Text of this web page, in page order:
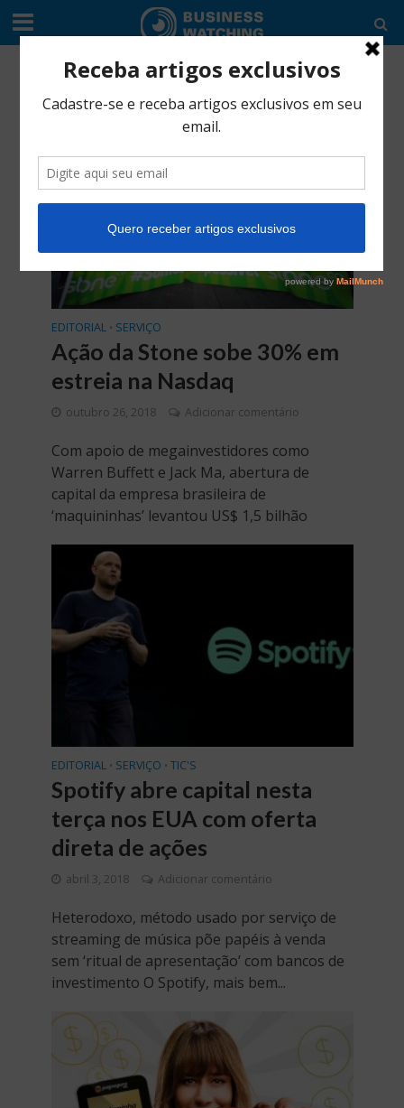
Tag - Goldman Sachs
EDITORIAL • SERVIÇO
Ação da Stone sobe 30% em
estreia na Nasdaq
outubro 26, 2018 Adicionar comentário
Com apoio de megainvestidores como
Warren Buffett e Jack Ma, abertura de
capital da empresa brasileira de
‘maquininhas’ levantou US$ 1,5 bilhão
EDITORIAL • SERVIÇO • TIC'S
Spotify abre capital nesta
terça nos EUA com oferta
direta de ações
abril 3, 2018 Adicionar comentário
Heterodoxo, método usado por serviço de
streaming de música põe papéis à venda
sem ‘ritual de apresentação’ com bancos de
investimento O Spotify, mais bem...